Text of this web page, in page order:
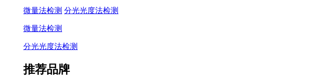
微量法检测 分光光度法检测
微量法检测
分光光度法检测
推荐品牌